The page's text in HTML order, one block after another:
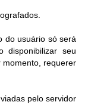
do usuário só será
disponibilizar seu
requerer
pelo servidor